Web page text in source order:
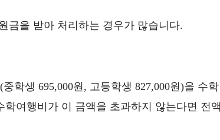
금을 받아 처리하는 경우가 많습니다.
학생 695,000원, 고등학생 827,000원)을 수학
여행비가 이 금액을 초과하지 않는다면 전